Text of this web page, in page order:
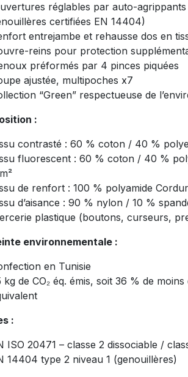
réglables par auto-
certifiées EN 14404)
entrejambe et rehausse dos en
reins pour protection
préformés par 4 pinces piquées
ajustée, multipoches x7
“Green” respectueuse de
:
contrasté : 60 % coton / 40 %
fluorescent : 60 % coton / 40 %
de renfort : 100 % polyamide
d’aisance : 90 % nylon / 10 %
plastique (boutons, curseurs,
environnementale :
en Tunisie
kg de CO₂ éq. émis, soit 36 % de
:
ISO 20471 – classe 2 dissociable /
14404 type 2 niveau 1 (genouillères)